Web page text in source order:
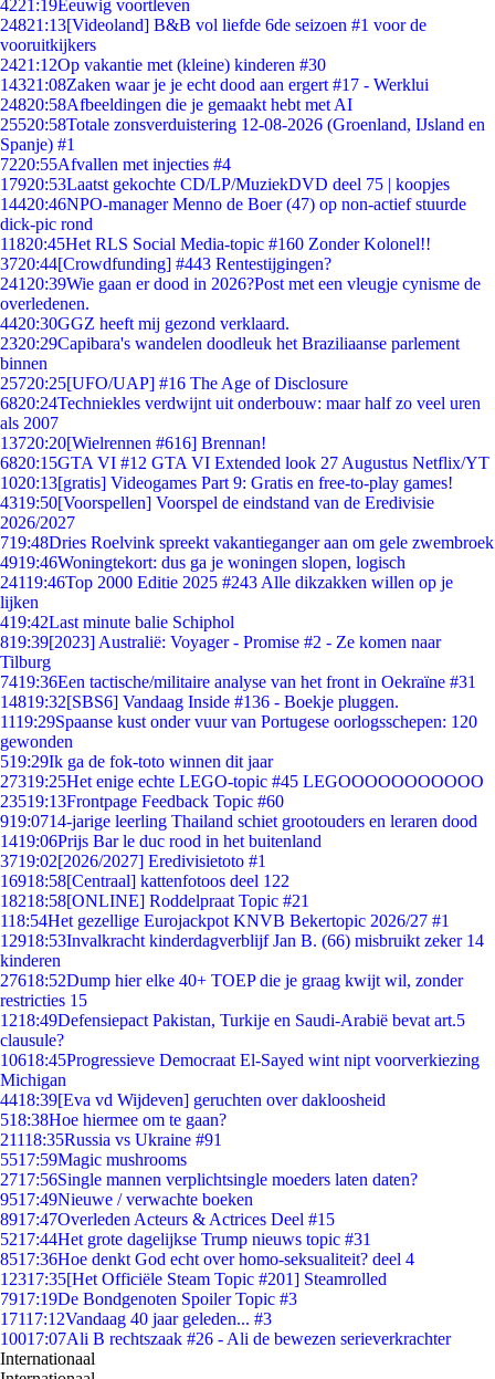
4221:19Eeuwig voortleven
24821:13[Videoland] B&B vol liefde 6de seizoen #1 voor de
vooruitkijkers
2421:12Op vakantie met (kleine) kinderen #30
14321:08Zaken waar je je echt dood aan ergert #17 - Werklui
24820:58Afbeeldingen die je gemaakt hebt met AI
25520:58Totale zonsverduistering 12-08-2026 (Groenland, IJsland en
Spanje) #1
7220:55Afvallen met injecties #4
17920:53Laatst gekochte CD/LP/MuziekDVD deel 75 | koopjes
14420:46NPO-manager Menno de Boer (47) op non-actief stuurde
dick-pic rond
11820:45Het RLS Social Media-topic #160 Zonder Kolonel!!
3720:44[Crowdfunding] #443 Rentestijgingen?
241 20:39Wie gaan er dood in 2026?Post met een vleugje cynisme de
overledenen.
4420:30GGZ heeft mij gezond verklaard.
2320:29Capibara's wandelen doodleuk het Braziliaanse parlement
binnen
25720:25[UFO/UAP] #16 The Age of Disclosure
6820:24Techniekles verdwijnt uit onderbouw: maar half zo veel uren
als 2007
13720:20[Wielrennen #616] Brennan!
6820:15GTA VI #12 GTA VI Extended look 27 Augustus Netflix/YT
1020:13[gratis] Videogames Part 9: Gratis en free-to-play games!
4319:50[Voorspellen] Voorspel de eindstand van de Eredivisie
2026/2027
719:48Dries Roelvink spreekt vakantieganger aan om gele zwembroek
4919:46Woningtekort: dus ga je woningen slopen, logisch
24119:46Top 2000 Editie 2025 #243 Alle dikzakken willen op je
lijken
419:42Last minute balie Schiphol
819:39[2023] Australië: Voyager - Promise #2 - Ze komen naar
Tilburg
7419:36Een tactische/militaire analyse van het front in Oekraïne #31
14819:32[SBS6] Vandaag Inside #136 - Boekje pluggen.
1119:29Spaanse kust onder vuur van Portugese oorlogsschepen: 120
gewonden
519:29Ik ga de fok-toto winnen dit jaar
27319:25Het enige echte LEGO-topic #45 LEGOOOOOOOOOOO
23519:13Frontpage Feedback Topic #60
919:0714-jarige leerling Thailand schiet grootouders en leraren dood
1419:06Prijs Bar le duc rood in het buitenland
3719:02[2026/2027] Eredivisietoto #1
16918:58[Centraal] kattenfotoos deel 122
18218:58[ONLINE] Roddelpraat Topic #21
118:54Het gezellige Eurojackpot KNVB Bekertopic 2026/27 #1
12918:53Invalkracht kinderdagverblijf Jan B. (66) misbruikt zeker 14
kinderen
27618:52Dump hier elke 40+ TOEP die je graag kwijt wil, zonder
restricties 15
1218:49Defensiepact Pakistan, Turkije en Saudi-Arabië bevat art.5
clausule?
10618:45Progressieve Democraat El-Sayed wint nipt voorverkiezing
Michigan
4418:39[Eva vd Wijdeven] geruchten over dakloosheid
518:38Hoe hiermee om te gaan?
21118:35Russia vs Ukraine #91
5517:59Magic mushrooms
2717:56Single mannen verplichtsingle moeders laten daten?
9517:49Nieuwe / verwachte boeken
8917:47Overleden Acteurs & Actrices Deel #15
5217:44Het grote dagelijkse Trump nieuws topic #31
8517:36Hoe denkt God echt over homo-seksualiteit? deel 4
12317:35[Het Officiële Steam Topic #201] Steamrolled
7917:19De Bondgenoten Spoiler Topic #3
17117:12Vandaag 40 jaar geleden... #3
10017:07Ali B rechtszaak #26 - Ali de bewezen serieverkrachter
Internationaal